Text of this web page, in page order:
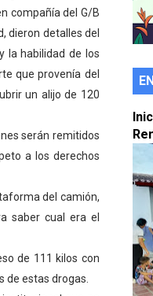
Ejido
detector Cherenkov de
edición Mérida
en Mérida
de Mérida
dos quirófanos
compañía del G/B
dieron detalles del
la habilidad de los
que provenía del
un alijo de 120
serán remitidos
a los derechos
del camión,
saber cual era el
de 111 kilos con
de estas drogas.